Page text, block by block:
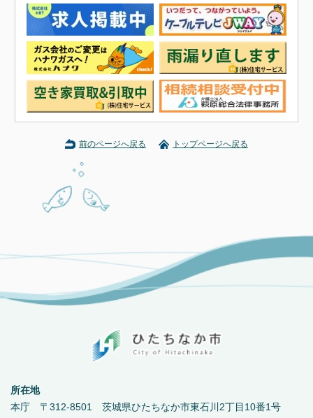
前のページへ戻る トップページへ戻る
所在地
本庁 〒312-8501 茨城県ひたちなか市東石川2丁目10番1号